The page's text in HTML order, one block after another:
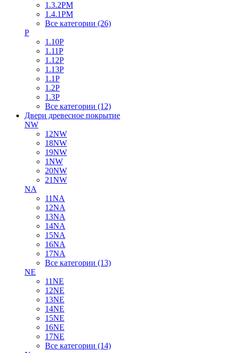
1.3.2PM
1.4.1PM
Все категории (26)
P
1.10P
1.11P
1.12P
1.13P
1.1P
1.2P
1.3P
Все категории (12)
Двери древесное покрытие
NW
12NW
18NW
19NW
1NW
20NW
21NW
NA
11NA
12NA
13NA
14NA
15NA
16NA
17NA
Все категории (13)
NE
11NE
12NE
13NE
14NE
15NE
16NE
17NE
Все категории (14)